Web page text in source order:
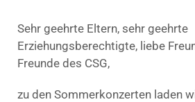
Sehr geehrte Eltern, sehr geehrte
Erziehungsberechtigte, liebe
Freunde des CSG,
zu den Sommerkonzerten laden